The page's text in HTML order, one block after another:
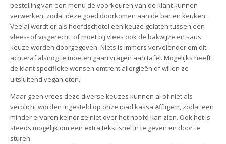
bestelling van een menu de voorkeuren van de klant kunnen
verwerken, zodat deze goed doorkomen aan de bar en keuken.
Veelal wordt er als hoofdschotel een keuze gelaten tussen een
vlees- of visgerecht, of moet bij vlees ook de bakwijze en saus
keuze worden doorgegeven. Niets is immers vervelender om dit
achteraf alsnog te moeten gaan vragen aan tafel. Mogelijks heeft
de klant specifieke wensen omtrent allergieën of willen ze
uitsluitend vegan eten.
Maar geen vrees deze diverse keuzes kunnen al of niet als
verplicht worden ingesteld op onze ipad kassa Affligem, zodat een
minder ervaren kelner ze niet over het hoofd kan zien. Ook het is
steeds mogelijk om een extra tekst snel in te geven en door te
sturen.